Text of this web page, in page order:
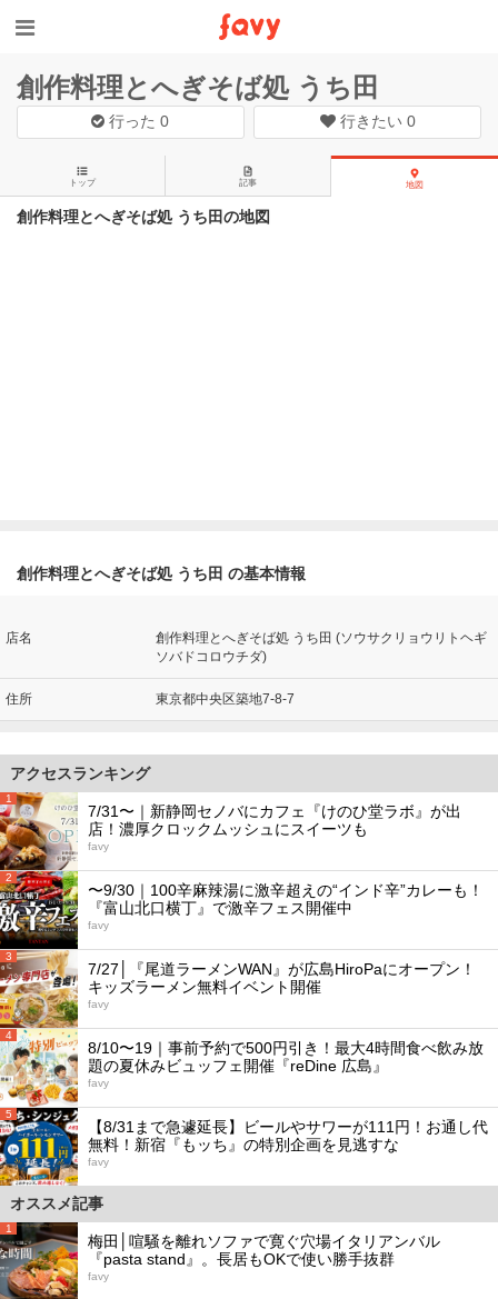
創作料理とへぎそば処 うち田
行った0 行きたい 0
トップ 記事 地図
創作料理とへぎそば処 うち田の地図
創作料理とへぎそば処 うち田 の基本情報
店名
創作料理とへぎそば処 うち田 (ソウサクリョウリトヘギ
ソバドコロウチダ)
住所 東京都中央区築地7-8-7
アクセスランキング
1
7/31〜｜新静岡セノバにカフェ『けのひ堂ラボ』が出
店！濃厚クロックムッシュにスイーツも
favy
2
〜9/30｜100辛麻辣湯に激辛超えの“インド辛”カレーも！
『富山北口横丁』で激辛フェス開催中
favy
3
7/27│『尾道ラーメンWAN』が広島HiroPaにオープン！
キッズラーメン無料イベント開催
favy
4
8/10〜19｜事前予約で500円引き！最大4時間食べ飲み放
題の夏休みビュッフェ開催『reDine 広島』
favy
5
【8/31まで急遽延長】ビールやサワーが111円！お通し代
無料！新宿『もッち』の特別企画を見逃すな
favy
オススメ記事
1
梅田│喧騒を離れソファで寛ぐ穴場イタリアンバル
『pasta stand』。長居もOKで使い勝手抜群
favy